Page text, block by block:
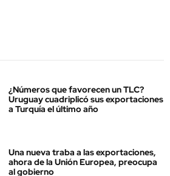
¿Números que favorecen un TLC?
Uruguay cuadriplicó sus exportaciones
a Turquía el último año
Una nueva traba a las exportaciones,
ahora de la Unión Europea, preocupa
al gobierno